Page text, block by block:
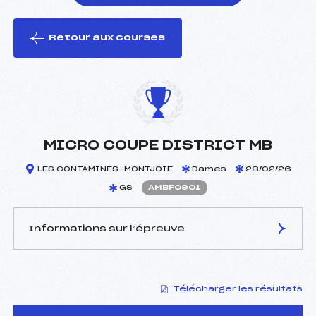
le ski
Retour aux courses
MICRO COUPE DISTRICT MB
LES CONTAMINES-MONTJOIE Dames 28/02/26
GS AMBF0901
Informations sur l’épreuve
BURATTI QUENTIN (MB)
Arbitre :
PERRIN QUENTIN (MB)
Télécharger les résultats